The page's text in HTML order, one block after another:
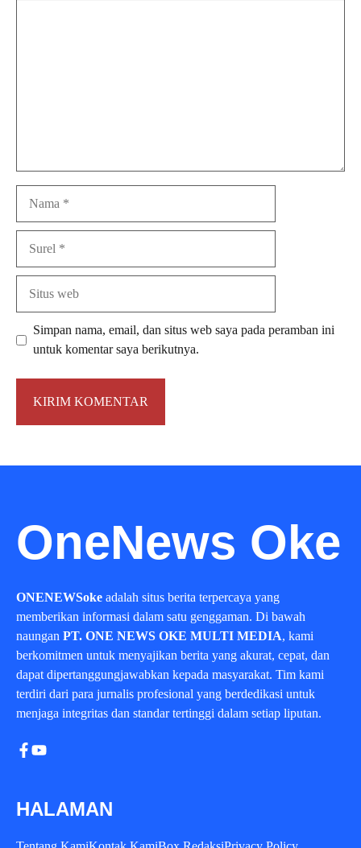
Simpan nama, email, dan situs web saya pada peramban ini
untuk komentar saya berikutnya.
OneNews Oke
ONENEWSoke adalah situs berita terpercaya yang
memberikan informasi dalam satu genggaman. Di bawah
naungan PT. ONE NEWS OKE MULTI MEDIA, kami
berkomitmen untuk menyajikan berita yang akurat, cepat, dan
dapat dipertanggungjawabkan kepada masyarakat. Tim kami
terdiri dari para jurnalis profesional yang berdedikasi untuk
menjaga integritas dan standar tertinggi dalam setiap liputan.
HALAMAN